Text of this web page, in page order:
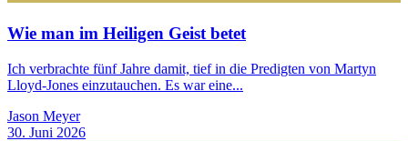
Wie man im Heiligen Geist betet
Ich verbrachte fünf Jahre damit, tief in die Predigten von Martyn
Lloyd-Jones einzutauchen. Es war eine...
Jason Meyer
30. Juni 2026